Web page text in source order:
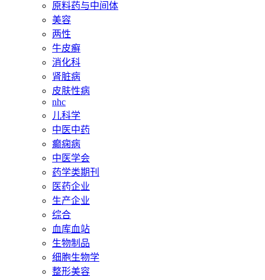
原料药与中间体
美容
两性
牛皮癣
消化科
肾脏病
皮肤性病
nhc
儿科学
中医中药
癫痫病
中医学会
药学类期刊
医药企业
生产企业
综合
血库血站
生物制品
细胞生物学
整形美容